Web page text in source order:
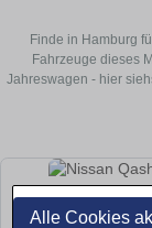
Alle Cookies
Finde in Hamburg
Fahrzeuge dieses
Jahreswagen - hier